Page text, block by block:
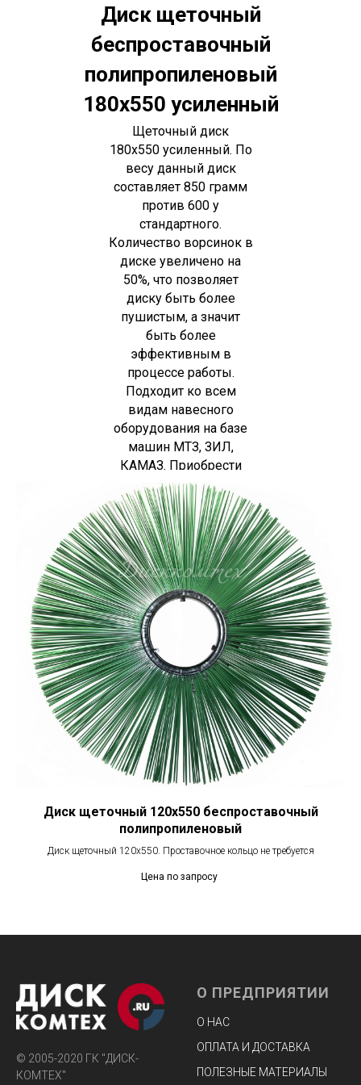
Диск щеточный
беспроставочный
полипропиленовый
180х550 усиленный
Щеточный диск
180х550 усиленный. По
весу данный диск
составляет 850 грамм
против 600 у
стандартного.
Количество ворсинок в
диске увеличено на
50%, что позволяет
диску быть более
пушистым, а значит
быть более
эффективным в
процессе работы.
Подходит ко всем
видам навесного
оборудования на базе
машин МТЗ, ЗИЛ,
КАМАЗ. Приобрести
данную продукцию вы
можете посетив
страницуКонтакты
Диск щеточный 120х550 беспроставочный
полипропиленовый
Диск щеточный 120х550. Проставочное кольцо не требуется
Цена по запросу
© 2005-2020 ГК "ДИСК-
КОМТЕХ"
О ПРЕДПРИЯТИИ
О НАС
ОПЛАТА И ДОСТАВКА
ПОЛЕЗНЫЕ МАТЕРИАЛЫ